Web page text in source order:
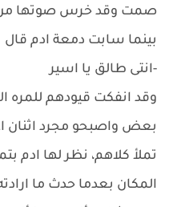
صمت وقد خرس صوتها من
بينما سابت دمعة ادم قال
-انتى طالق يا اسير
وقد انفكت قيودهم للمره
بعض واصبحو مجرد اثنان
تملأ كلاهم، نظر لها
المكان بعدما حدث ما